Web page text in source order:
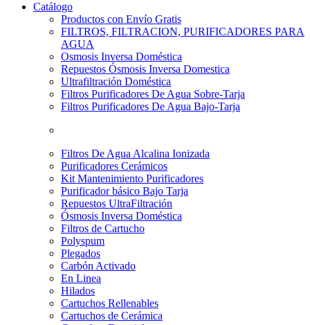
Catálogo
Productos con Envío Gratis
FILTROS, FILTRACION, PURIFICADORES PARA
AGUA
Osmosis Inversa Doméstica
Repuestos Ósmosis Inversa Domestica
Ultrafiltración Doméstica
Filtros Purificadores De Agua Sobre-Tarja
Filtros Purificadores De Agua Bajo-Tarja
Filtros De Agua Alcalina Ionizada
Purificadores Cerámicos
Kit Mantenimiento Purificadores
Purificador básico Bajo Tarja
Repuestos UltraFiltración
Ósmosis Inversa Doméstica
Filtros de Cartucho
Polyspum
Plegados
Carbón Activado
En Linea
Hilados
Cartuchos Rellenables
Cartuchos de Cerámica